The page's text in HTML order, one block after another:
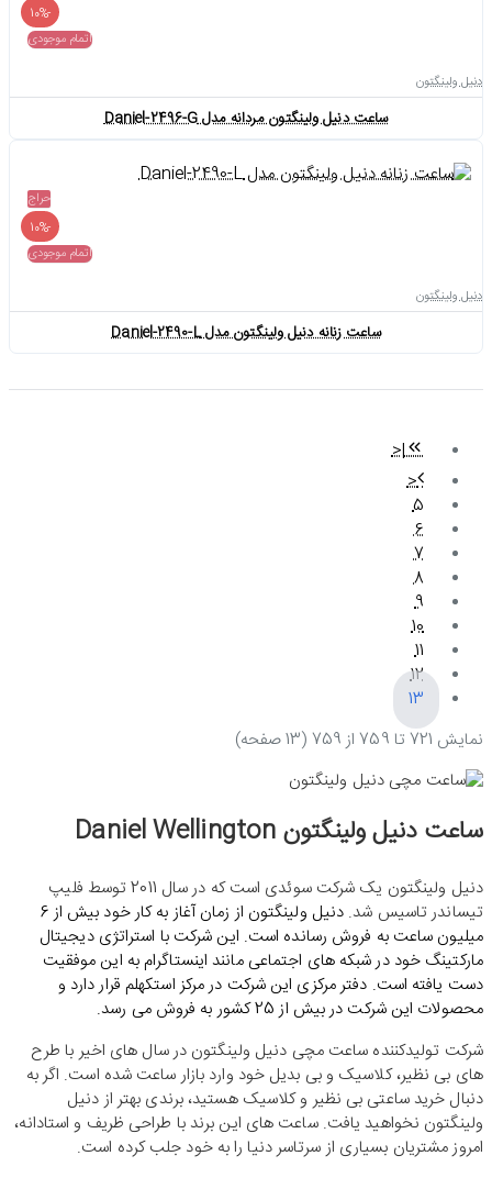
-10%
اتمام موجودی
دنیل ولینگتون
ساعت دنیل ولینگتون مردانه مدل Daniel-2496-G
حراج
-10%
اتمام موجودی
دنیل ولینگتون
ساعت زنانه دنیل ولینگتون مدل Daniel-2490-L
|<
<
5
6
7
8
9
10
11
12
13
نمايش 721 تا 759 از 759 (13 صفحه)
ساعت دنیل ولینگتون Daniel Wellington
دنیل ولینگتون یک شرکت سوئدی است که در سال 2011 توسط فلیپ
تیساندر تاسیس شد.
دنیل ولینگتون از زمان آغاز به کار خود بیش از 6
میلیون ساعت به فروش رسانده است. این شرکت با استراتژی دیجیتال
مارکتینگ خود در شبکه های اجتماعی مانند اینستاگرام به این موفقیت
دست یافته است. دفتر مرکزی این شرکت در مرکز استکهلم قرار دارد و
محصولات این شرکت در بیش از 25 کشور به فروش می رسد.
شرکت تولیدکننده ساعت مچی دنیل ولینگتون در سال های اخیر با طرح
های بی نظیر، کلاسیک و بی بدیل خود وارد بازار ساعت شده است. اگر به
دنبال خرید ساعتی بی نظیر و کلاسیک هستید، برندی بهتر از دنیل
ولینگتون نخواهید یافت. ساعت های این برند با طراحی ظریف و استادانه،
امروز مشتریان بسیاری از سرتاسر دنیا را به خود جلب کرده است.